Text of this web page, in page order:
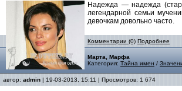
Надежда — надежда
легендарной семьи
девочкам довольно часто.
Комментарии (0) Подробнее
Марта, Марфа
Категория: Тайна имен /
автор: admin | 19-03-2013, 15:11 | Просмотров: 1 674